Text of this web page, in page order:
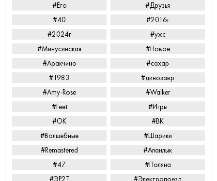
#Его
#Друзья
#40
#2016г
#2024г
#ужс
#Минусинская
#Новое
#Аракчино
#сахар
#1983
#динозавр
#Amy-Rose
#Walker
#Feet
#Игры
#ОК
#ВК
#Волшебные
#Шарики
#Remastered
#Аланлык
#47
#Поляна
#ЭР2Т
#Электропоезд